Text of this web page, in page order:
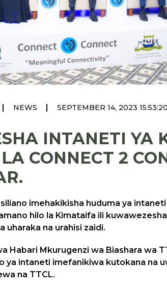
| NEWS | SEPTEMBER 14, 2023 15:53:20
INTANETI YA
CONNECT 2
imehakikisha huduma ya
hilo la Kimataifa ili
uharaka na urahisi zaidi.
Habari Mkurugenzi wa Biashara wa
ya intaneti imefanikiwa kutokana na
na TTCL.